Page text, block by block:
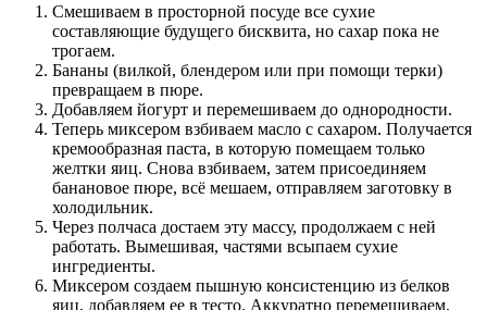
Смешиваем в просторной посуде все сухие
составляющие будущего бисквита, но сахар пока не
трогаем.
Бананы (вилкой, блендером или при помощи терки)
превращаем в пюре.
Добавляем йогурт и перемешиваем до однородности.
Теперь миксером взбиваем масло с сахаром. Получается
кремообразная паста, в которую помещаем только
желтки яиц. Снова взбиваем, затем присоединяем
банановое пюре, всё мешаем, отправляем заготовку в
холодильник.
Через полчаса достаем эту массу, продолжаем с ней
работать. Вымешивая, частями всыпаем сухие
ингредиенты.
Миксером создаем пышную консистенцию из белков
яиц, добавляем ее в тесто. Аккуратно перемешиваем,